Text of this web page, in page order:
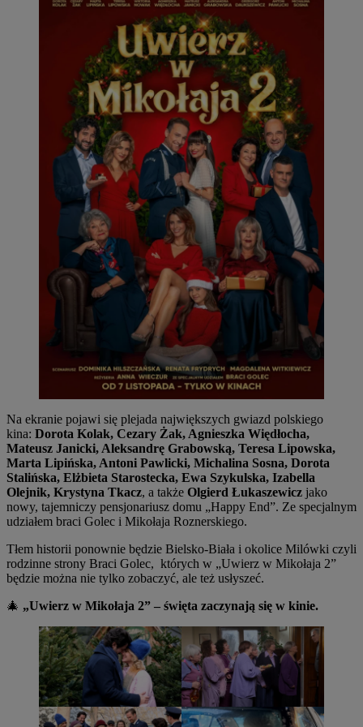
Na ekranie pojawi się plejada największych gwiazd polskiego
kina: Dorota Kolak, Cezary Żak, Agnieszka Więdłocha,
Mateusz Janicki, Aleksandrę Grabowską, Teresa Lipowska,
Marta Lipińska, Antoni Pawlicki, Michalina Sosna, Dorota
Stalińska, Elżbieta Starostecka, Ewa Szykulska, Izabella
Olejnik, Krystyna Tkacz, a także Olgierd Łukaszewicz jako
nowy, tajemniczy pensjonariusz domu „Happy End”. Ze specjalnym
udziałem braci Golec i Mikołaja Roznerskiego.
Tłem historii ponownie będzie Bielsko-Biała i okolice Milówki czyli
rodzinne strony Braci Golec, których w „Uwierz w Mikołaja 2”
będzie można nie tylko zobaczyć, ale też usłyszeć.
🎄 „Uwierz w Mikołaja 2” – święta zaczynają się w kinie.